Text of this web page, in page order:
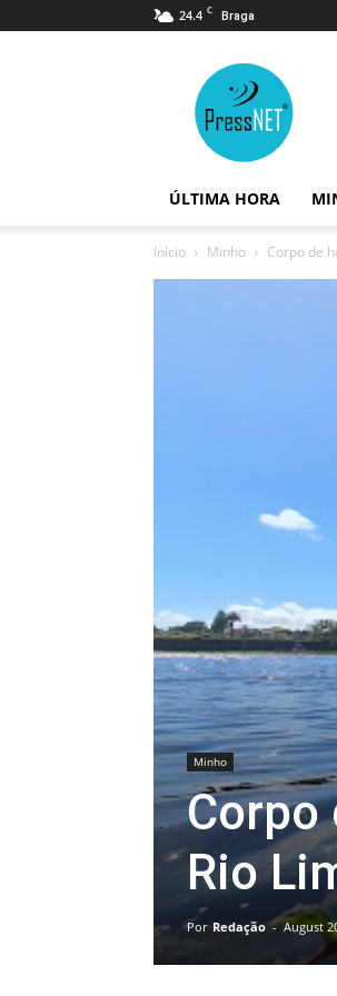
24.4 C Braga
ÚLTIMA HORA
Início Minho Corpo de
Minho
Corpo
Rio
Por Redação - August